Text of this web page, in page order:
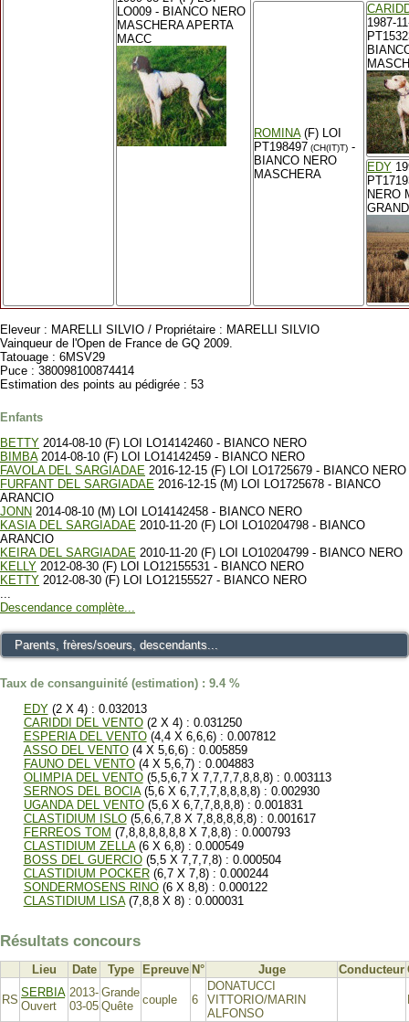
LO009 - BIANCO NERO
MASCHERA APERTA
MACC
ROMINA(F) LOI
PT198497 (CH(IT)T) -
BIANCO NERO
MASCHERA
1987-
EDY
NERO
Eleveur : MARELLI SILVIO / Propriétaire : MARELLI SILVIO
Vainqueur de l'Open de France de GQ 2009.
Tatouage : 6MSV29
Puce : 380098100874414
Estimation des points au pédigrée : 53
Enfants
BETTY 2014-08-10 (F) LOI LO14142460 - BIANCO NERO
BIMBA2014-08-10 (F) LOI LO14142459 - BIANCO NERO
FAVOLA DEL SARGIADAE 2016-12-15 (F) LOI LO1725679 - BIANCO NERO
FURFANT DEL SARGIADAE 2016-12-15 (M) LOI LO1725678 - BIANCO
ARANCIO
JONN 2014-08-10 (M) LOI LO14142458 - BIANCO NERO
KASIA DEL SARGIADAE 2010-11-20 (F) LOI LO10204798 - BIANCO
ARANCIO
KEIRA DEL SARGIADAE 2010-11-20 (F) LOI LO10204799 - BIANCO NERO
KELLY 2012-08-30 (F) LOI LO12155531 - BIANCO NERO
KETTY 2012-08-30 (F) LOI LO12155527 - BIANCO NERO
Descendance complète...
Parents, frères/soeurs, descendants...
Taux de consanguinité (estimation) : 9.4 %
EDY(2 X 4) : 0.032013
CARIDDI DEL VENTO(2 X 4) : 0.031250
ESPERIA DEL VENTO(4,4 X 6,6,6) : 0.007812
ASSO DEL VENTO(4 X 5,6,6) : 0.005859
FAUNO DEL VENTO(4 X 5,6,7) : 0.004883
OLIMPIA DEL VENTO(5,5,6,7 X 7,7,7,7,8,8,8) : 0.003113
SERNOS DEL BOCIA(5,6 X 6,7,7,7,8,8,8,8) : 0.002930
UGANDA DEL VENTO(5,6 X 6,7,7,8,8,8) : 0.001831
CLASTIDIUM ISLO(5,6,6,7,8 X 7,8,8,8,8,8) : 0.001617
FERREOS TOM (7,8,8,8,8,8,8 X 7,8,8) : 0.000793
CLASTIDIUM ZELLA(6 X 6,8) : 0.000549
BOSS DEL GUERCIO(5,5 X 7,7,7,8) : 0.000504
CLASTIDIUM POCKER(6,7 X 7,8) : 0.000244
SONDERMOSENS RINO(6 X 8,8) : 0.000122
CLASTIDIUM LISA(7,8,8 X 8) : 0.000031
Résultats concours
Lieu Date Type Epreuve N° Juge Conducteur
RS
SERBIA
Ouvert
2013-
03-05
Grande
Quête
couple 6
DONATUCCI
VITTORIO/MARIN
ALFONSO